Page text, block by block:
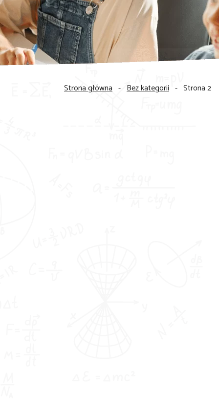
Strona główna - Bez kategorii - Strona 2